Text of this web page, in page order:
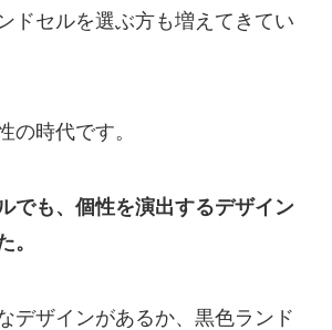
ドセルを選ぶ方も増えてきてい
の時代です。
でも、個性を演出するデザイン
。
デザインがあるか、黒色ランド